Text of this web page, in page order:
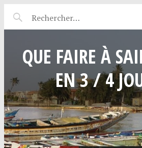
QUE FAIRE À
EN 3 / 4